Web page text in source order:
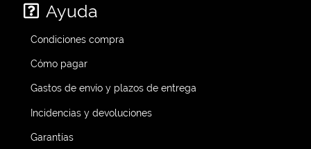
Ayuda
Condiciones compra
Cómo pagar
Gastos de envío y plazos de entrega
Incidencias y devoluciones
Garantías